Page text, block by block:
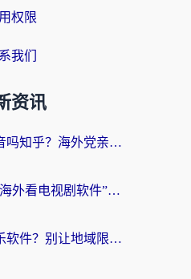
权限
我们
资讯
国外可以看央视影音吗知乎？海外党亲测有效的回国加速方案
海外党必看：选对“海外看电视剧软件”，再也不用愁国内剧刷不了
国外如何听国内音乐软件？别让地域限制，断了你的中文歌单